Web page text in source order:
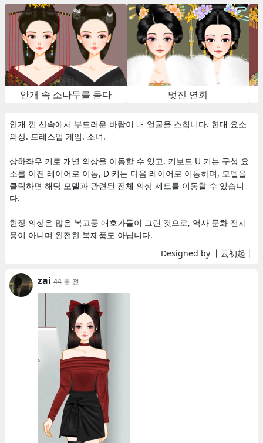
안개 속 소나무를 듣다 멋진 연회
안개 낀 산속에서 부드러운 바람이 내 얼굴을 스칩니다. 한대 요소
의상. 드레스업 게임. 소녀.
상하좌우 키로 개별 의상을 이동할 수 있고, 키보드 U 키는 구성 요
소를 이전 레이어로 이동, D 키는 다음 레이어로 이동하며, 모델을
클릭하면 해당 모델과 관련된 전체 의상 세트를 이동할 수 있습니
다.
현장 의상은 많은 복고풍 애호가들이 그린 것으로, 역사 문화 전시
용이 아니며 완전한 복제품도 아닙니다.
Designed by 丨云初起丨
zai 44 분 전